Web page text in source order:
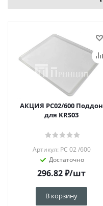
AКЦИЯ PC02/600 Поддон
для KRS03
Артикул: PC 02 /600
Достаточно
296.82₽/шт
В корзину